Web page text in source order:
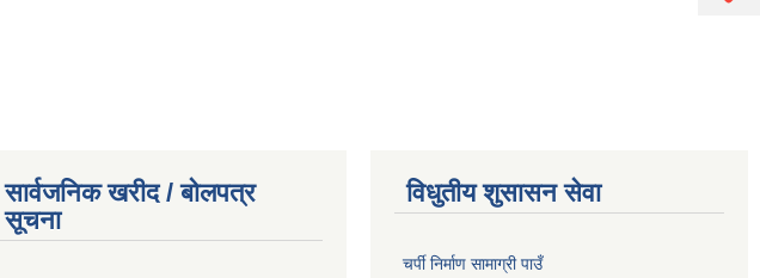
सार्वजनिक खरीद / बोलपत्र
सूचना
विधुतीय शुसासन सेवा
चर्पी निर्माण सामाग्री पाउँ